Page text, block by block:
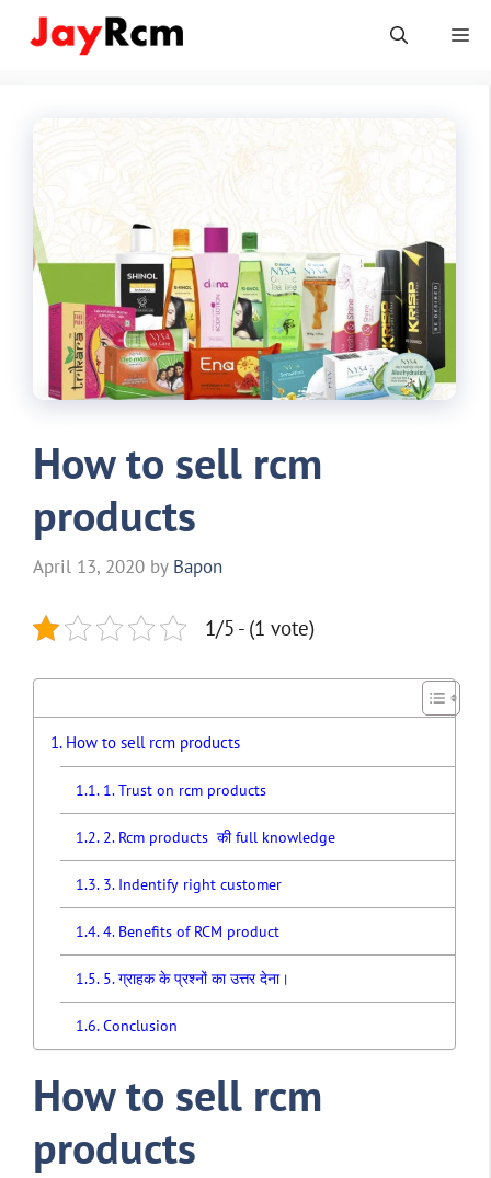
How to sell rcm
products
April 13, 2020 by Bapon
1/5 - (1 vote)
How to sell rcm products
1. Trust on rcm products
2. Rcm products की full knowledge
3. Indentify right customer
4. Benefits of RCM product
5. ग्राहक के प्रश्नों का उत्तर देना।
Conclusion
How to sell rcm
products